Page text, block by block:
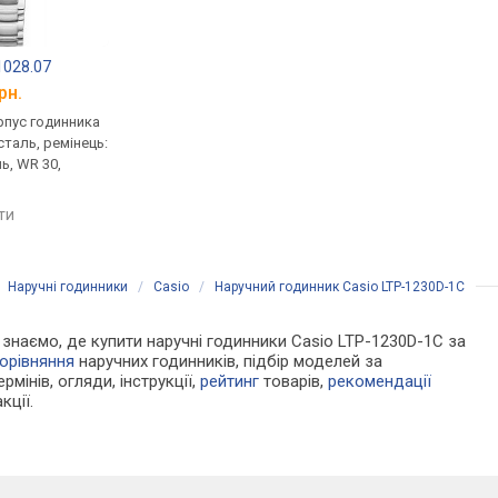
годинника
ремінець:
WR 30,
Наручні годинники / Casio / Наручний годинник Casio LTP-1230D-1C
де купити наручні годинники Casio LTP-1230D-1C за
наручних годинників, підбір моделей за
огляди, інструкції,рейтинг товарів,рекомендації